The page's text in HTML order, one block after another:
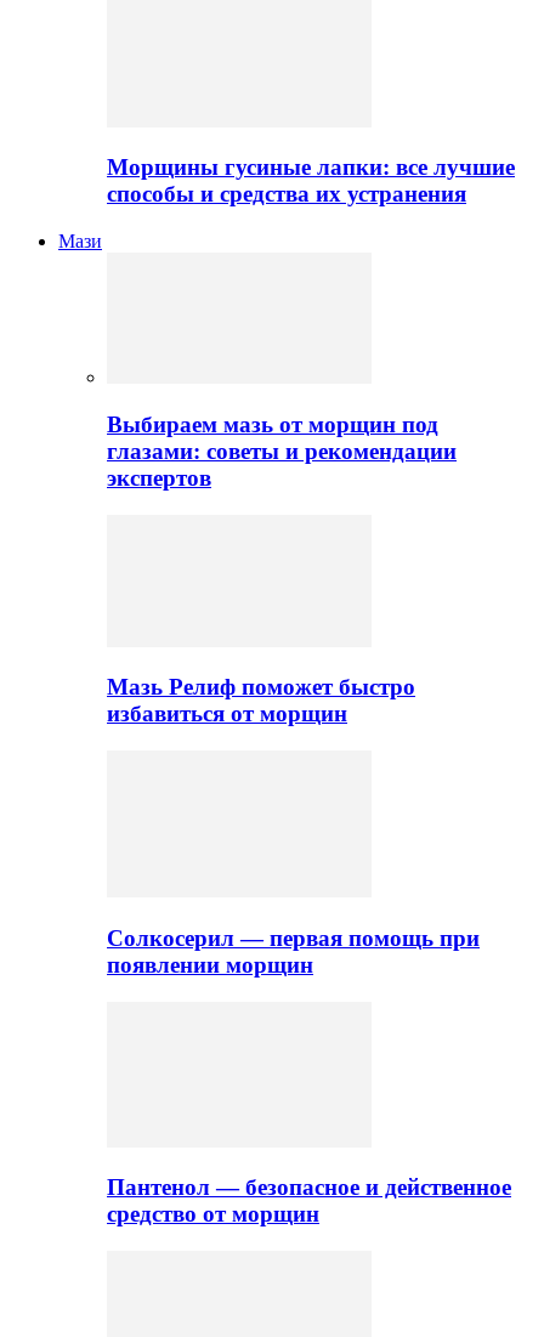
Морщины гусиные лапки: все лучшие
способы и средства их устранения
Мази
Выбираем мазь от морщин под
глазами: советы и рекомендации
экспертов
Мазь Релиф поможет быстро
избавиться от морщин
Солкосерил — первая помощь при
появлении морщин
Пантенол — безопасное и действенное
средство от морщин